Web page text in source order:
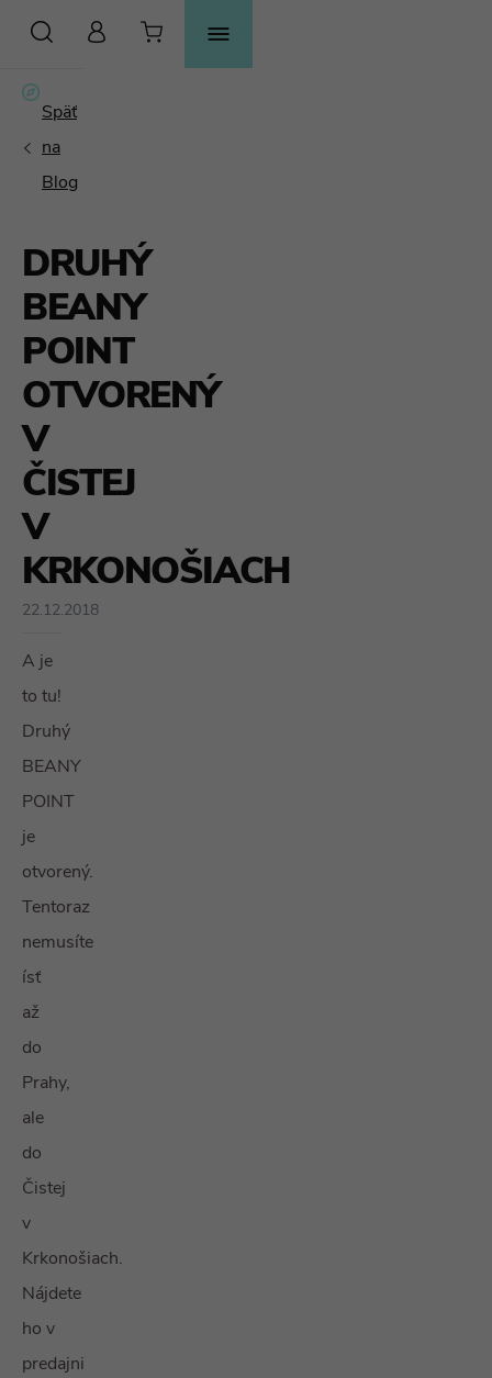
HĽADAŤ
DRUHÝ
BEANY
POINT
OTVORENÝ
V
ČISTEJ
V
KRKONOŠIACH
22.12.2018
A je
to tu!
Druhý
BEANY
POINT
je
otvorený.
Tentoraz
nemusíte
ísť
až
do
Prahy,
ale
do
Čistej
v
Krkonošiach.
Nájdete
ho v
predajni